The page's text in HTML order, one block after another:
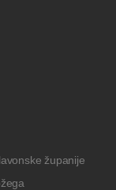
županije